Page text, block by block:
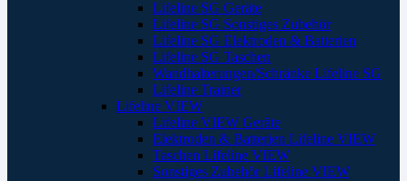
Lifeline SG Geräte
Lifeline SG Sonstiges Zubehör
Lifeline SG Elektroden & Batterien
Lifeline SG Taschen
Wandhalterungen/Schränke Lifeline SG
Lifeline Trainer
Lifeline VIEW
Lifeline VIEW Geräte
Elektroden & Batterien Lifeline VIEW
Taschen Lifeline VIEW
Sonstiges Zubehör Lifeline VIEW